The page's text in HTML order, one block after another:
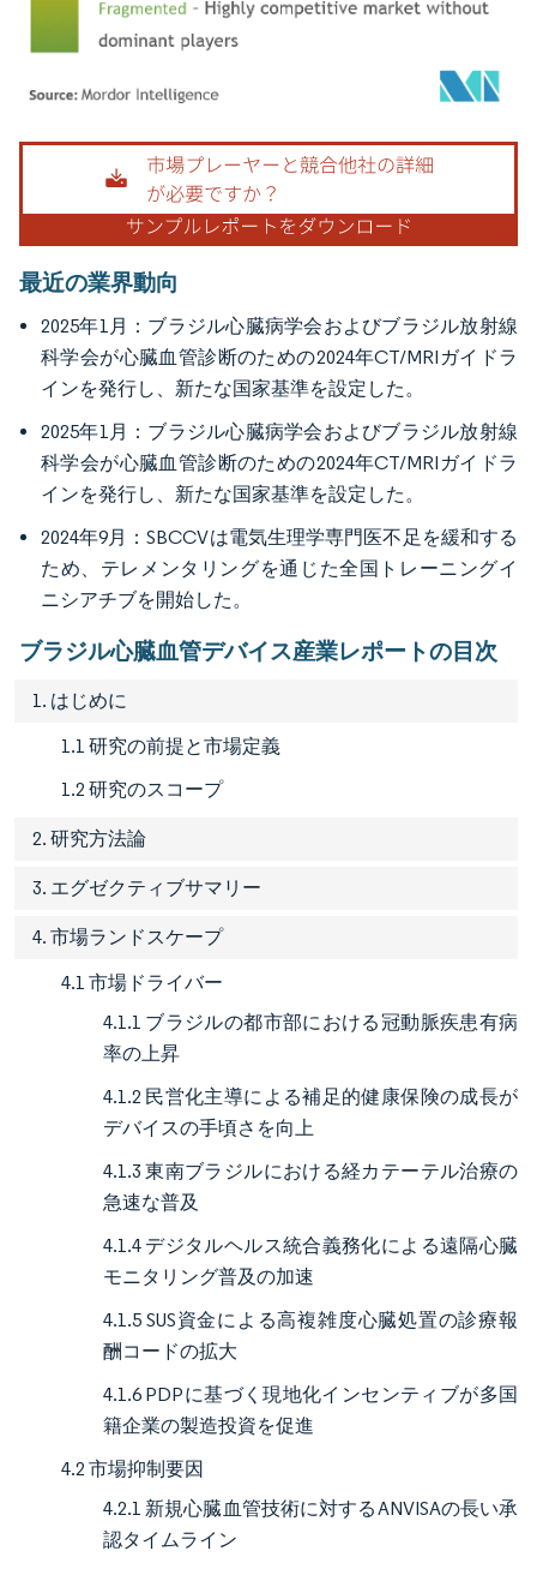
画像 © Mordor Intelligence。再利用にはCC BY 4.0の表示が必要です。
最近の業界動向
2025年1月：ブラジル心臓病学会およびブラジル放射線
科学会が心臓血管診断のための2024年CT/MRIガイドラ
インを発行し、新たな国家基準を設定した。
2025年1月：ブラジル心臓病学会およびブラジル放射線
科学会が心臓血管診断のための2024年CT/MRIガイドラ
インを発行し、新たな国家基準を設定した。
2024年9月：SBCCVは電気生理学専門医不足を緩和する
ため、テレメンタリングを通じた全国トレーニングイ
ニシアチブを開始した。
ブラジル心臓血管デバイス産業レポートの目次
1. はじめに
1.1 研究の前提と市場定義
1.2 研究のスコープ
2. 研究方法論
3. エグゼクティブサマリー
4. 市場ランドスケープ
4.1 市場ドライバー
4.1.1 ブラジルの都市部における冠動脈疾患有病
率の上昇
4.1.2 民営化主導による補足的健康保険の成長が
デバイスの手頃さを向上
4.1.3 東南ブラジルにおける経カテーテル治療の
急速な普及
4.1.4 デジタルヘルス統合義務化による遠隔心臓
モニタリング普及の加速
4.1.5 SUS資金による高複雑度心臓処置の診療報
酬コードの拡大
4.1.6 PDPに基づく現地化インセンティブが多国
籍企業の製造投資を促進
4.2 市場抑制要因
4.2.1 新規心臓血管技術に対するANVISAの長い承
認タイムライン